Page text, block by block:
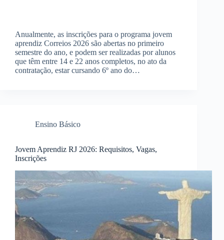
Anualmente, as inscrições para o programa jovem
aprendiz Correios 2026 são abertas no primeiro
semestre do ano, e podem ser realizadas por alunos
que têm entre 14 e 22 anos completos, no ato da
contratação, estar cursando 6º ano do…
Ensino Básico
Jovem Aprendiz RJ 2026: Requisitos, Vagas,
Inscrições